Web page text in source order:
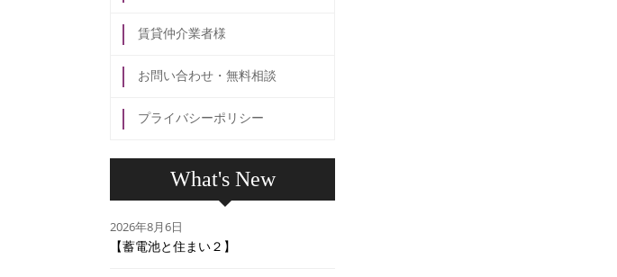
賃貸仲介業者様
お問い合わせ・無料相談
プライバシーポリシー
What's New
2026年8月6日
【蓄電池と住まい２】